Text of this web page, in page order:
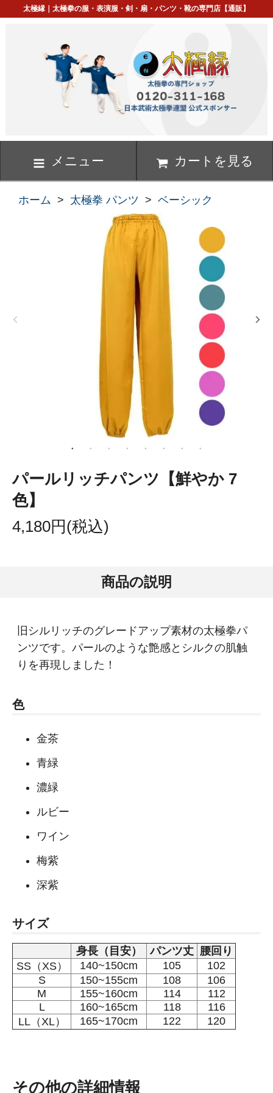
太極縁｜太極拳の服・表演服・剣・扇・パンツ・靴の専門店【通販】
メニュー カートを見る
ホーム > 太極拳 パンツ > ベーシック
パールリッチパンツ【鮮やか 7
色】
4,180円(税込)
商品の説明
旧シルリッチのグレードアップ素材の太極拳パ
ンツです。パールのような艶感とシルクの肌触
りを再現しました！
色
金茶
青緑
濃緑
ルビー
ワイン
梅紫
深紫
サイズ
身長（目安） パンツ丈 腰回り
SS（XS）
140~150cm 105
102
S
150~155cm 108
106
M
155~160cm 114
112
L
160~165cm 118
116
LL（XL）
165~170cm 122 120
その他の詳細情報